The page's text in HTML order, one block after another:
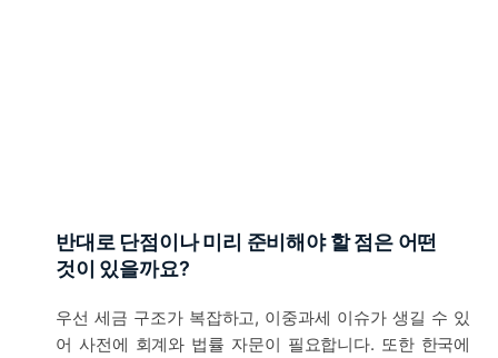
반대로 단점이나 미리 준비해야 할 점은 어떤
것이 있을까요?
우선 세금 구조가 복잡하고, 이중과세 이슈가 생길 수 있
어 사전에 회계와 법률 자문이 필요합니다. 또한 한국에